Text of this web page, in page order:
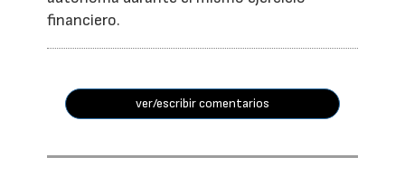
financiero.
ver/escribir comentarios